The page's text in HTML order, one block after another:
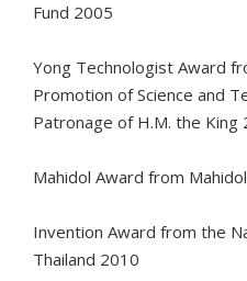
Fund 2005
Yong Technologist Award
Promotion of Science and
Patronage of H.M. the King
Mahidol Award from
Invention Award from the
Thailand 2010